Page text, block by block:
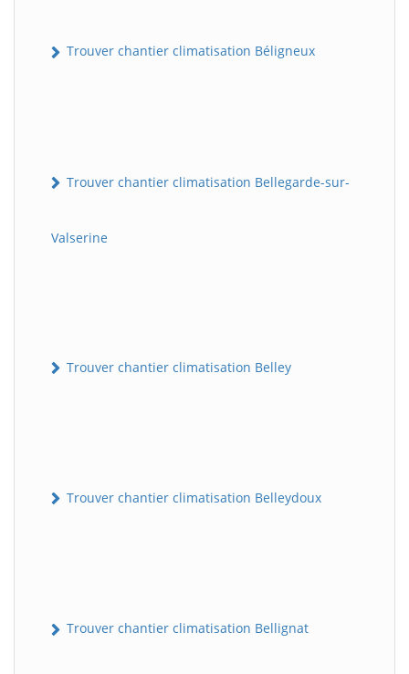
Trouver chantier climatisation Béligneux
Trouver chantier climatisation Bellegarde-sur-
Valserine
Trouver chantier climatisation Belley
Trouver chantier climatisation Belleydoux
Trouver chantier climatisation Bellignat